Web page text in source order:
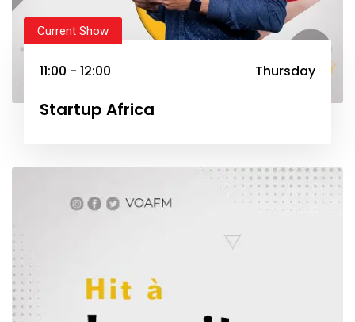
Current Show
11:00 - 12:00 Thursday
Startup Africa